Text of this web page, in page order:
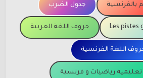
بالفرنسية جدول الضرب
Les pistes حروف اللغة العربية
اللغة الفرنسية
رياضيات و فرنسية